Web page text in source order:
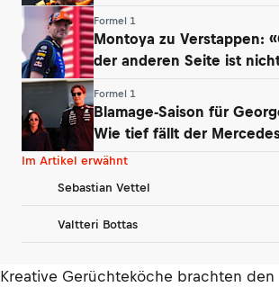
Formel 1
Montoya zu Verstappen:
der anderen Seite ist
Formel 1
Blamage-Saison für
Wie tief fällt der
Routinier?
Im Artikel erwähnt
Sebastian Vettel
Valtteri Bottas
Kreative Gerüchteköche brachten den